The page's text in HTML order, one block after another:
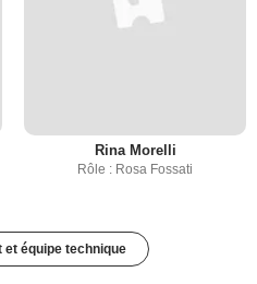
Rina Morelli
Rôle : Rosa Fossati
équipe technique